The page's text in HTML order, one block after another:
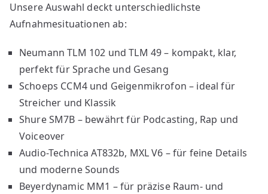
Unsere Auswahl deckt unterschiedlichste
Aufnahmesituationen ab:
Neumann TLM 102 und TLM 49 – kompakt, klar,
perfekt für Sprache und Gesang
Schoeps CCM4 und Geigenmikrofon – ideal für
Streicher und Klassik
Shure SM7B – bewährt für Podcasting, Rap und
Voiceover
Audio-Technica AT832b, MXL V6 – für feine Details
und moderne Sounds
Beyerdynamic MM1 – für präzise Raum- und